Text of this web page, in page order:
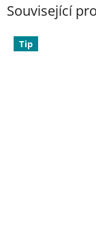
Související
Tip